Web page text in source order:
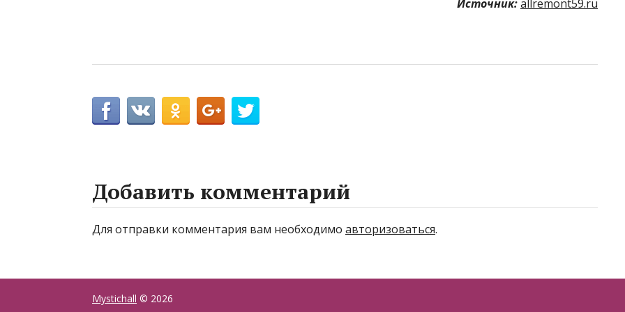
Источник:allremont59.ru
Добавить комментарий
Для отправки комментария вам необходимо авторизоваться.
Mystichall © 2026